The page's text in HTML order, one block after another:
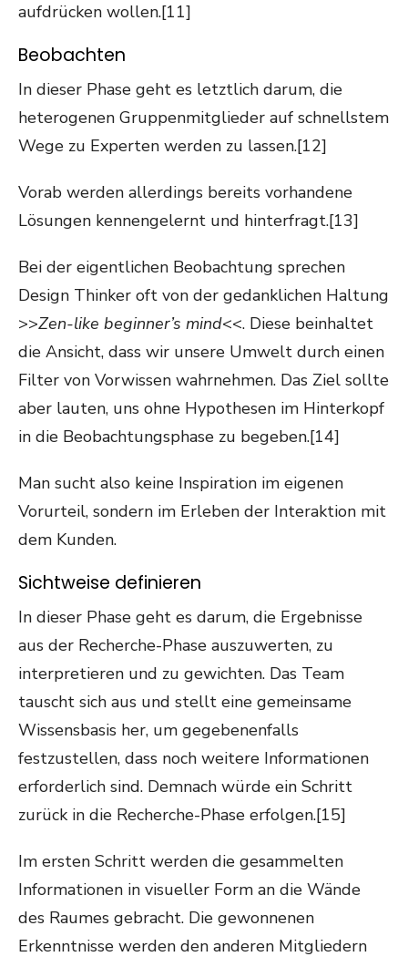
aufdrücken wollen.[11]
Beobachten
In dieser Phase geht es letztlich darum, die
heterogenen Gruppenmitglieder auf schnellstem
Wege zu Experten werden zu lassen.[12]
Vorab werden allerdings bereits vorhandene
Lösungen kennengelernt und hinterfragt.[13]
Bei der eigentlichen Beobachtung sprechen
Design Thinker oft von der gedanklichen Haltung
>>Zen-like beginner’s mind<<. Diese beinhaltet
die Ansicht, dass wir unsere Umwelt durch einen
Filter von Vorwissen wahrnehmen. Das Ziel sollte
aber lauten, uns ohne Hypothesen im Hinterkopf
in die Beobachtungsphase zu begeben.[14]
Man sucht also keine Inspiration im eigenen
Vorurteil, sondern im Erleben der Interaktion mit
dem Kunden.
Sichtweise definieren
In dieser Phase geht es darum, die Ergebnisse
aus der Recherche-Phase auszuwerten, zu
interpretieren und zu gewichten. Das Team
tauscht sich aus und stellt eine gemeinsame
Wissensbasis her, um gegebenenfalls
festzustellen, dass noch weitere Informationen
erforderlich sind. Demnach würde ein Schritt
zurück in die Recherche-Phase erfolgen.[15]
Im ersten Schritt werden die gesammelten
Informationen in visueller Form an die Wände
des Raumes gebracht. Die gewonnenen
Erkenntnisse werden den anderen Mitgliedern